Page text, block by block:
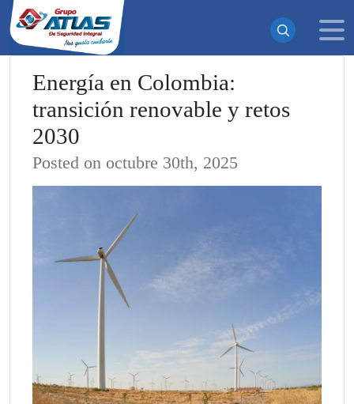
Energía en Colombia:
transición renovable y retos
2030
Posted on octubre 30th, 2025
¡Suscrito exitosamente!
Ahora recibirás todas nuestras actualizaciones y noticias
directamente en tu bandeja de entrada. ¡No te pierdas
ninguna novedad!